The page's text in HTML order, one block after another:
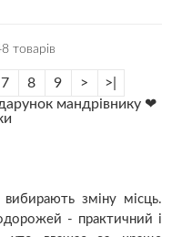
товарів
7 8 9 >
>|
мандрівнику ❤
зміну місць.
- практичний і